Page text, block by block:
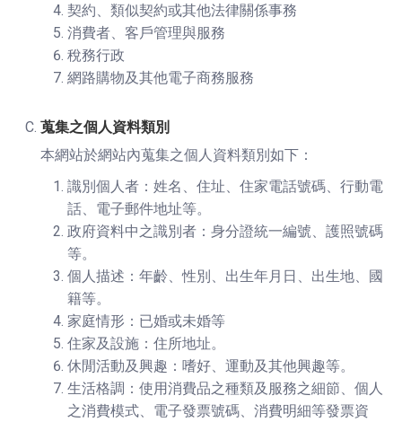
契約、類似契約或其他法律關係事務
消費者、客戶管理與服務
稅務行政
網路購物及其他電子商務服務
蒐集之個人資料類別
本網站於網站內蒐集之個人資料類別如下：
識別個人者：姓名、住址、住家電話號碼、行動電
話、電子郵件地址等。
政府資料中之識別者：身分證統一編號、護照號碼
等。
個人描述：年齡、性別、出生年月日、出生地、國
籍等。
家庭情形：已婚或未婚等
住家及設施：住所地址。
休閒活動及興趣：嗜好、運動及其他興趣等。
生活格調：使用消費品之種類及服務之細節、個人
之消費模式、電子發票號碼、消費明細等發票資